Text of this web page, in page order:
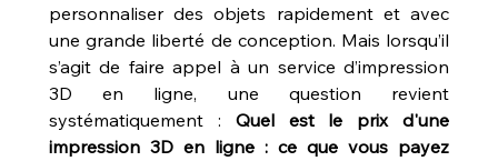
personnaliser des objets rapidement et avec
une grande liberté de conception. Mais lorsqu’il
s’agit de faire appel à un service d’impression
3D en ligne, une question revient
systématiquement : Quel est le prix d'une
impression 3D en ligne : ce que vous payez